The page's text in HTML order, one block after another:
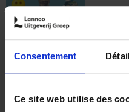
Consentement
Ce site web utilise des
€